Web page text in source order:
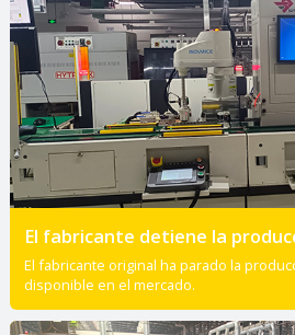
El fabricante detiene la
El fabricante original ha parado la
disponible en el mercado.